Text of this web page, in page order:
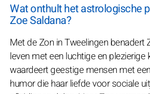
Wat onthult het astrologische
Zoe Saldana?
Met de Zon in Tweelingen benadert
leven met een luchtige en plezierige
waardeert geestige mensen met
humor die haar liefde voor sociale